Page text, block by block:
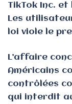
TikTok Inc.
Les
loi viole le
L’affaire
Américains
contrôlées
qui interdit